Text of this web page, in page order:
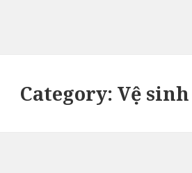
Category: Vệ